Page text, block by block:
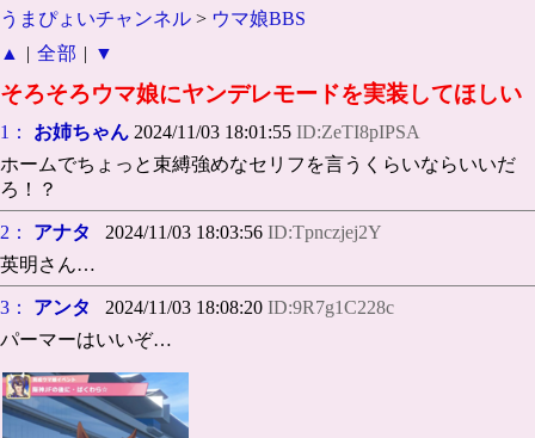
うまぴょいチャンネル > ウマ娘BBS
▲
| 全部 | ▼
そろそろウマ娘にヤンデレモードを実装してほしい
1： お姉ちゃん 2024/11/03 18:01:55 ID:ZeTI8pIPSA
ホームでちょっと束縛強めなセリフを言うくらいならいいだ
ろ！？
2： アナタ 2024/11/03 18:03:56 ID:Tpnczjej2Y
英明さん…
3： アンタ 2024/11/03 18:08:20 ID:9R7g1C228c
パーマーはいいぞ…